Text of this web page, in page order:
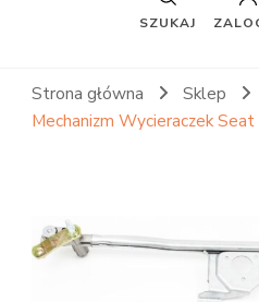
SZUKAJ
Strona główna Sklep
Mechanizm Wycieraczek